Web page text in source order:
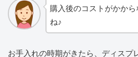
購入後のコストがかか
ね♪
お手入れの時期がきたら、ディスプ